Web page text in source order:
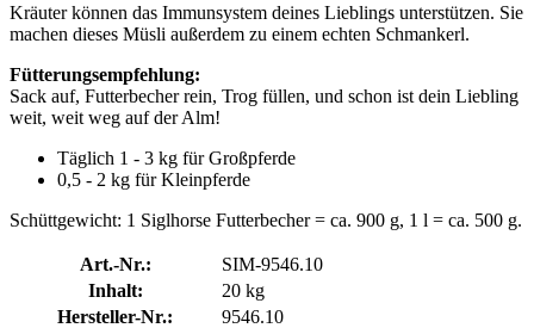
Kräuter können das Immunsystem deines Lieblings unterstützen. Sie
machen dieses Müsli außerdem zu einem echten Schmankerl.
Fütterungsempfehlung:
Sack auf, Futterbecher rein, Trog füllen, und schon ist dein Liebling
weit, weit weg auf der Alm!
Täglich 1 - 3 kg für Großpferde
0,5 - 2 kg für Kleinpferde
Schüttgewicht: 1 Siglhorse Futterbecher = ca. 900 g, 1 l = ca. 500 g.
Art.-Nr.:
SIM-9546.10
Inhalt:
20 kg
Hersteller-Nr.:
9546.10